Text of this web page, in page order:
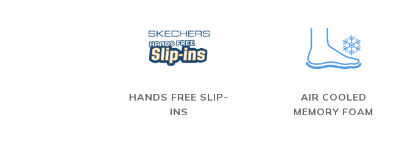
HANDS FREE SLIP-
INS
AIR COOLED
MEMORY FOAM